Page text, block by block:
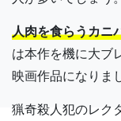
人肉を食らうカニ
は本作を機に大ブ
映画作品になりま
猟奇殺人犯のレク